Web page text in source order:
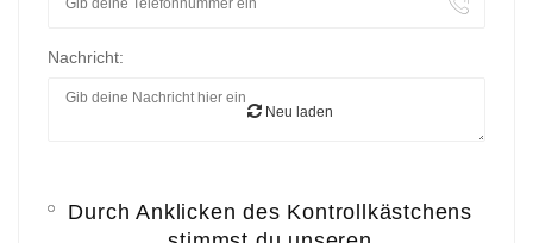
Nachricht:
Neu laden
Durch Anklicken des Kontrollkästchens